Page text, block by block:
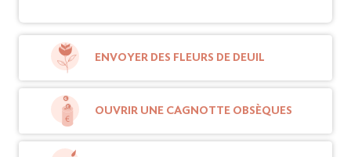
ENVOYER DES FLEURS DE DEUIL
OUVRIR UNE CAGNOTTE OBSÈQUES